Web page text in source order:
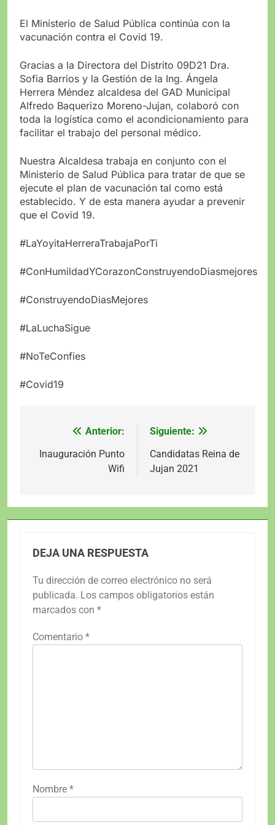
El Ministerio de Salud Pública continúa con la
vacunación contra el Covid 19.
Gracias a la Directora del Distrito 09D21 Dra.
Sofia Barrios y la Gestión de la Ing. Ángela
Herrera Méndez alcaldesa del GAD Municipal
Alfredo Baquerizo Moreno-Jujan, colaboró con
toda la logística como el acondicionamiento para
facilitar el trabajo del personal médico.
Nuestra Alcaldesa trabaja en conjunto con el
Ministerio de Salud Pública para tratar de que se
ejecute el plan de vacunación tal como está
establecido. Y de esta manera ayudar a prevenir
que el Covid 19.
#LaYoyitaHerreraTrabajaPorTi
#ConHumildadYCorazonConstruyendoDiasmejores
#ConstruyendoDiasMejores
#LaLuchaSigue
#NoTeConfies
#Covid19
Navegación
de
Anterior:
Inauguración Punto
Wifi
Siguiente:
Candidatas Reina de
Jujan 2021
DEJA UNA RESPUESTA
Tu dirección de correo electrónico no será
publicada. Los campos obligatorios están
marcados con *
Comentario *
Nombre *